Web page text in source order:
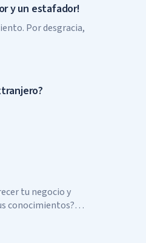
y un estafador!
Por desgracia,
tu negocio y
conocimientos?